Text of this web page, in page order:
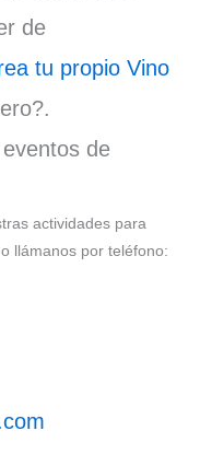
de
tu propio Vino
de
actividades para
llámanos por teléfono: